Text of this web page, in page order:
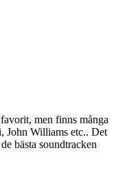
men finns många
John Williams etc.. Det
bästa soundtracken